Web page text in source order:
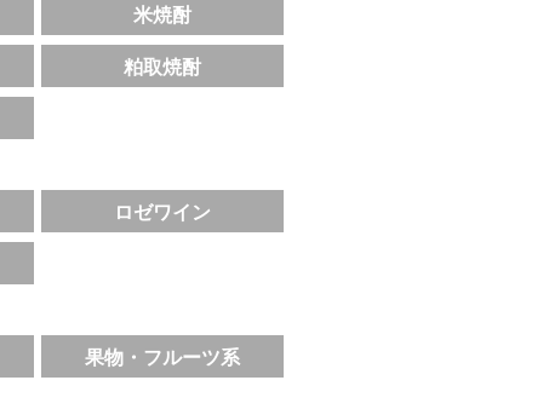
米焼酎
粕取焼酎
ロゼワイン
果物・フルーツ系